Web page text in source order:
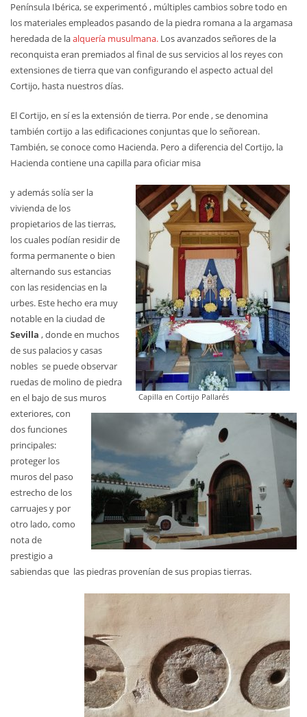
Península Ibérica, se experimentó , múltiples cambios sobre todo en
los materiales empleados pasando de la piedra romana a la argamasa
heredada de laalquería musulmana. Los avanzados señores de la
reconquista eran premiados al final de sus servicios al los reyes con
extensiones de tierra que van configurando el aspecto actual del
Cortijo, hasta nuestros días.
El Cortijo, en sí es la extensión de tierra. Por ende , se denomina
también cortijo a las edificaciones conjuntas que lo señorean.
También, se conoce como Hacienda. Pero a diferencia del Cortijo, la
Hacienda contiene una capilla para oficiar misa
Capilla en Cortijo Pallarés
y además solía ser la
vivienda de los
propietarios de las tierras,
los cuales podían residir de
forma permanente o bien
alternando sus estancias
con las residencias en la
urbes. Este hecho era muy
notable en la ciudad de
Sevilla , donde en muchos
de sus palacios y casas
nobles se puede observar
ruedas de molino de piedra
en el bajo de sus muros
exteriores, con
dos funciones
principales:
proteger los
muros del paso
estrecho de los
carruajes y por
otro lado, como
nota de
prestigio a
sabiendas que las piedras provenían de sus propias tierras.